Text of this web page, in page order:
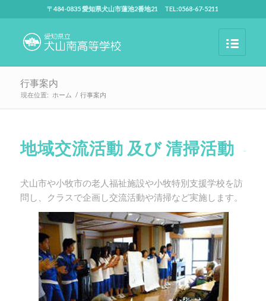
〒484-0835 愛知県犬山市蓮池2番地21 TEL:0568-67-5211
行事案内
現在位置: ホーム / 行事案内
地域交流活動 及び 清掃活動
犬山市や小牧市の老人福祉施設や小牧特別支援学校を訪
問し、クラスで企画し交流活動や清掃など実施します。